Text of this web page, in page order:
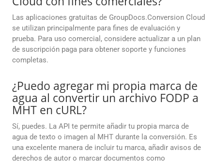
Las aplicaciones gratuitas de GroupDocs.Conversion Cloud
se utilizan principalmente para fines de evaluación y
prueba. Para uso comercial, considere actualizar a un plan
de suscripción paga para obtener soporte y funciones
completas.
¿Puedo agregar mi propia marca de
agua al convertir un archivo FODP a
MHT en cURL?
Sí, puedes. La API te permite añadir tu propia marca de
agua de texto o imagen al MHT durante la conversión. Es
una excelente manera de incluir tu marca, añadir avisos de
derechos de autor o marcar documentos como